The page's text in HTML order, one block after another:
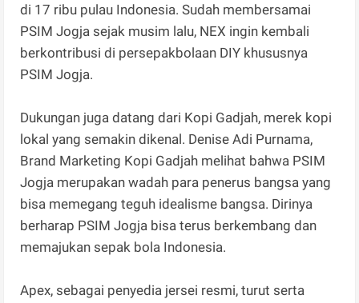
di 17 ribu pulau Indonesia. Sudah membersamai
PSIM Jogja sejak musim lalu, NEX ingin kembali
berkontribusi di persepakbolaan DIY khususnya
PSIM Jogja.
Dukungan juga datang dari Kopi Gadjah, merek kopi
lokal yang semakin dikenal. Denise Adi Purnama,
Brand Marketing Kopi Gadjah melihat bahwa PSIM
Jogja merupakan wadah para penerus bangsa yang
bisa memegang teguh idealisme bangsa. Dirinya
berharap PSIM Jogja bisa terus berkembang dan
memajukan sepak bola Indonesia.
Apex, sebagai penyedia jersei resmi, turut serta